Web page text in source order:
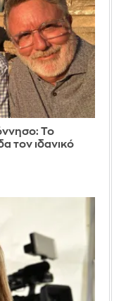
Το
τον ιδανικό